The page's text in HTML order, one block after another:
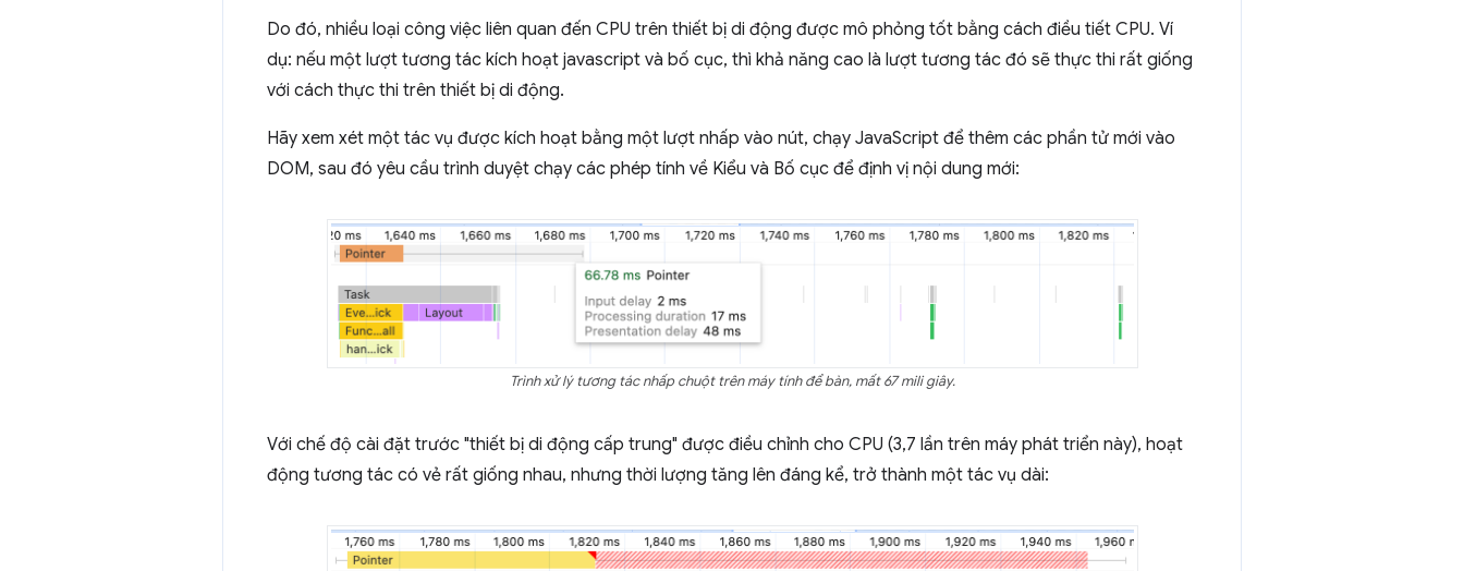
Do đó, nhiều loại công việc liên quan đến CPU trên thiết bị di động được mô phỏng tốt bằng cách điều tiết CPU. Ví
dụ: nếu một lượt tương tác kích hoạt javascript và bố cục, thì khả năng cao là lượt tương tác đó sẽ thực thi rất giống
với cách thực thi trên thiết bị di động.
Hãy xem xét một tác vụ được kích hoạt bằng một lượt nhấp vào nút, chạy JavaScript để thêm các phần tử mới vào
DOM, sau đó yêu cầu trình duyệt chạy các phép tính về Kiểu và Bố cục để định vị nội dung mới:
Trình xử lý tương tác nhấp chuột trên máy tính để bàn, mất 67 mili giây.
Với chế độ cài đặt trước "thiết bị di động cấp trung" được điều chỉnh cho CPU (3,7 lần trên máy phát triển này), hoạt
động tương tác có vẻ rất giống nhau, nhưng thời lượng tăng lên đáng kể, trở thành một tác vụ dài: